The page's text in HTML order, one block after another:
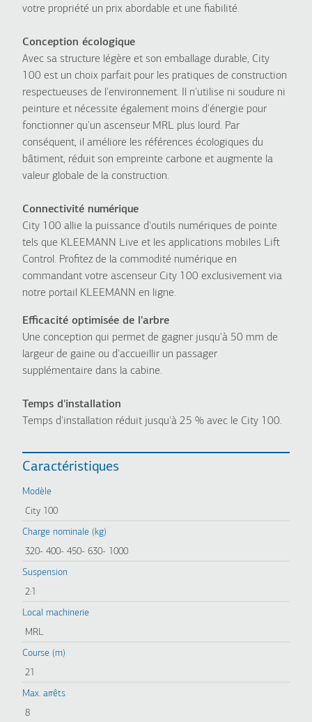
votre propriété un prix abordable et une fiabilité.
Conception écologique
Avec sa structure légère et son emballage durable, City
100 est un choix parfait pour les pratiques de construction
respectueuses de l'environnement. Il n'utilise ni soudure ni
peinture et nécessite également moins d'énergie pour
fonctionner qu'un ascenseur MRL plus lourd. Par
conséquent, il améliore les références écologiques du
bâtiment, réduit son empreinte carbone et augmente la
valeur globale de la construction.
Connectivité numérique
City 100 allie la puissance d'outils numériques de pointe
tels que KLEEMANN Live et les applications mobiles Lift
Control. Profitez de la commodité numérique en
commandant votre ascenseur City 100 exclusivement via
notre portail KLEEMANN en ligne.
Efficacité optimisée de l'arbre
Une conception qui permet de gagner jusqu'à 50 mm de
largeur de gaine ou d'accueillir un passager
supplémentaire dans la cabine.
Temps d'installation
Temps d'installation réduit jusqu'à 25 % avec le City 100.
Caractéristiques
Modèle
City 100
Charge nominale (kg)
320- 400- 450- 630- 1000
Suspension
2:1
Local machinerie
MRL
Course (m)
21
Max. arrêts
8